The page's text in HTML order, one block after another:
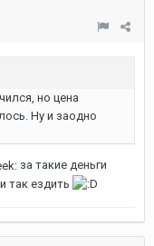
но цена
Ну и заодно
за такие деньги
так ездить